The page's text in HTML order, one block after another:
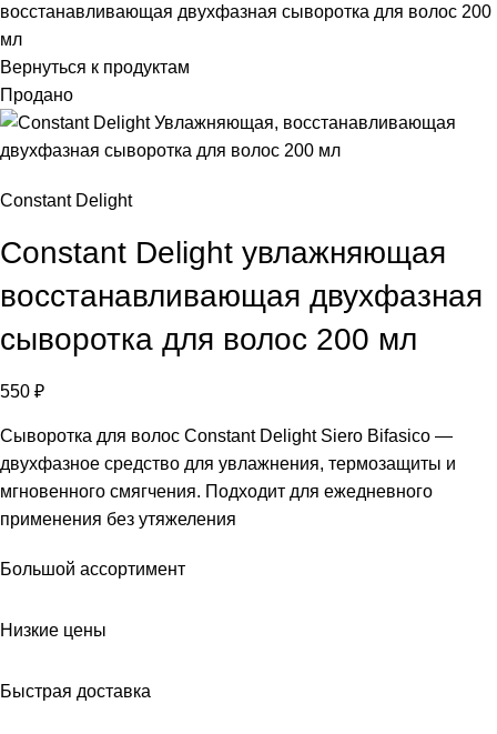
восстанавливающая двухфазная сыворотка для волос 200
мл
Вернуться к продуктам
Продано
Constant Delight
Constant Delight увлажняющая
восстанавливающая двухфазная
сыворотка для волос 200 мл
550 ₽
Сыворотка для волос Constant Delight Siero Bifasico —
двухфазное средство для увлажнения, термозащиты и
мгновенного смягчения. Подходит для ежедневного
применения без утяжеления
Большой ассортимент
Низкие цены
Быстрая доставка